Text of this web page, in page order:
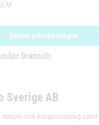
Skicka offertförfrågan
bransch:
Sverige AB
datorer och kringutrustning samt